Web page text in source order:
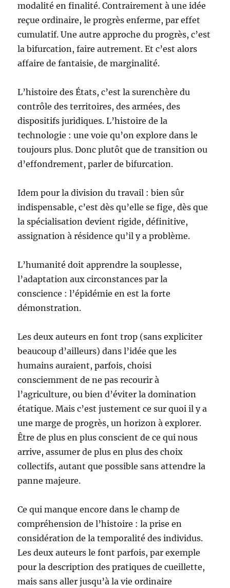
modalité en finalité. Contrairement à une idée
reçue ordinaire, le progrès enferme, par effet
cumulatif. Une autre approche du progrès, c’est
la bifurcation, faire autrement. Et c’est alors
affaire de fantaisie, de marginalité.
L’histoire des États, c’est la surenchère du
contrôle des territoires, des armées, des
dispositifs juridiques. L’histoire de la
technologie : une voie qu’on explore dans le
toujours plus. Donc plutôt que de transition ou
d’effondrement, parler de bifurcation.
Idem pour la division du travail : bien sûr
indispensable, c’est dès qu’elle se fige, dès que
la spécialisation devient rigide, définitive,
assignation à résidence qu’il y a problème.
L’humanité doit apprendre la souplesse,
l’adaptation aux circonstances par la
conscience : l’épidémie en est la forte
démonstration.
Les deux auteurs en font trop (sans expliciter
beaucoup d’ailleurs) dans l’idée que les
humains auraient, parfois, choisi
consciemment de ne pas recourir à
l’agriculture, ou bien d’éviter la domination
étatique. Mais c’est justement ce sur quoi il y a
une marge de progrès, un horizon à explorer.
Être de plus en plus conscient de ce qui nous
arrive, assumer de plus en plus des choix
collectifs, autant que possible sans attendre la
panne majeure.
Ce qui manque encore dans le champ de
compréhension de l’histoire : la prise en
considération de la temporalité des individus.
Les deux auteurs le font parfois, par exemple
pour la description des pratiques de cueillette,
mais sans aller jusqu’à la vie ordinaire